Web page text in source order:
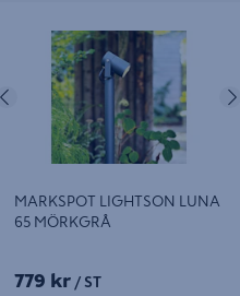
Nästa
MÖRKGRÅ
Föregående
MARKSPOT LIGHTSON LUNA
65 MÖRKGRÅ
779 kr / ST